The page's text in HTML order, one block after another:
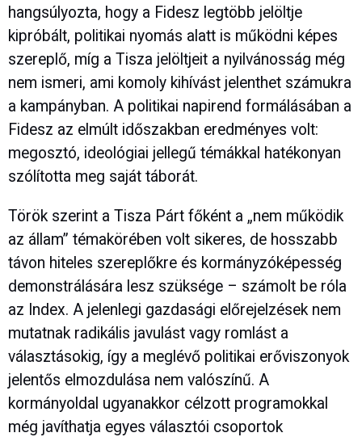
hangsúlyozta, hogy a Fidesz legtöbb jelöltje
kipróbált, politikai nyomás alatt is működni képes
szereplő, míg a Tisza jelöltjeit a nyilvánosság még
nem ismeri, ami komoly kihívást jelenthet számukra
a kampányban. A politikai napirend formálásában a
Fidesz az elmúlt időszakban eredményes volt:
megosztó, ideológiai jellegű témákkal hatékonyan
szólította meg saját táborát.
Török szerint a Tisza Párt főként a „nem működik
az állam” témakörében volt sikeres, de hosszabb
távon hiteles szereplőkre és kormányzóképesség
demonstrálására lesz szüksége – számolt be róla
az Index. A jelenlegi gazdasági előrejelzések nem
mutatnak radikális javulást vagy romlást a
választásokig, így a meglévő politikai erőviszonyok
jelentős elmozdulása nem valószínű. A
kormányoldal ugyanakkor célzott programokkal
még javíthatja egyes választói csoportok